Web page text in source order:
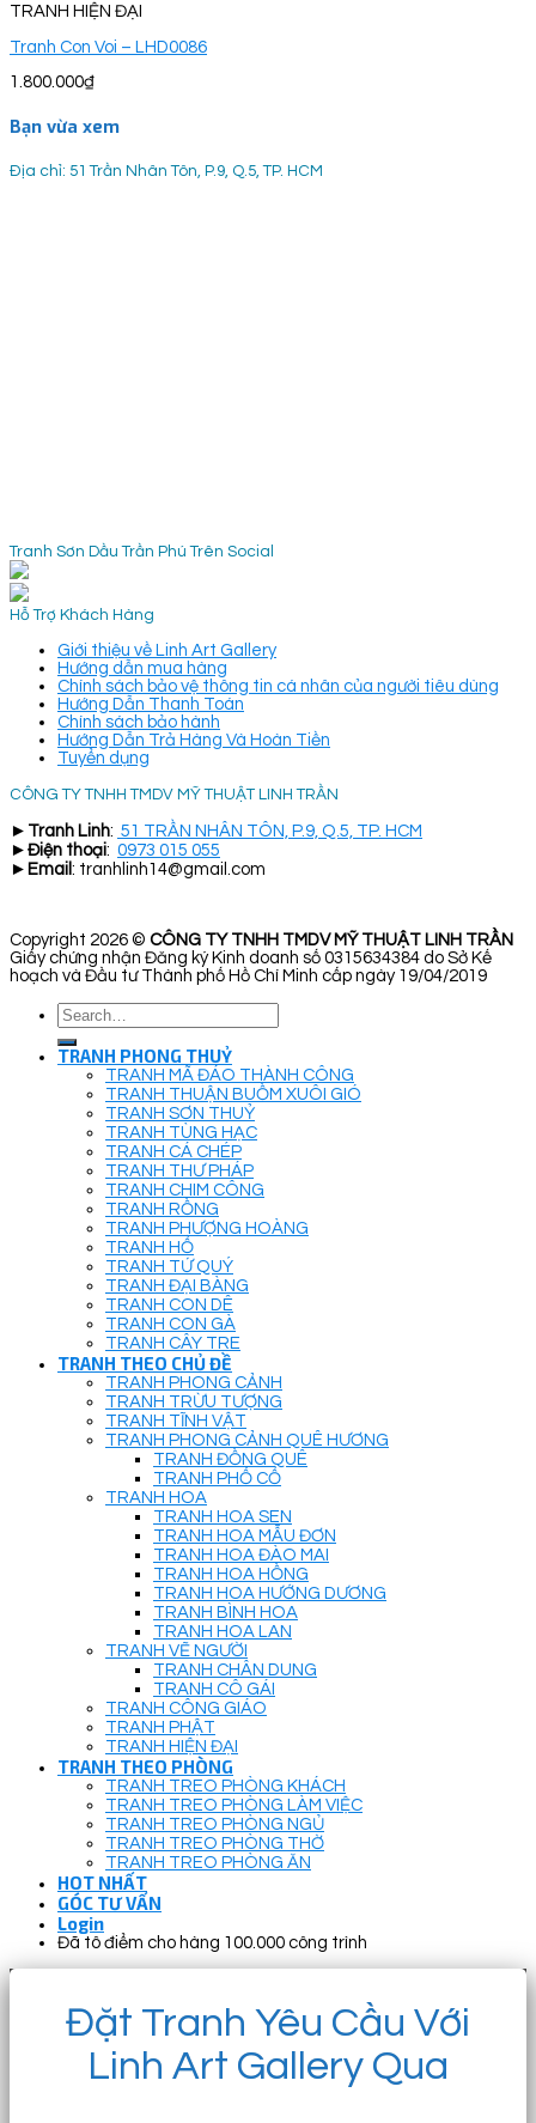
TRANH HIỆN ĐẠI
Tranh Con Voi – LHD0086
1.800.000₫
Bạn vừa xem
Địa chỉ: 51 Trần Nhân Tôn, P.9, Q.5, TP. HCM
Tranh Sơn Dầu Trần Phú Trên Social
Hỗ Trợ Khách Hàng
Giới thiệu về Linh Art Gallery
Hướng dẫn mua hàng
Chính sách bảo vệ thông tin cá nhân của người tiêu dùng
Hướng Dẫn Thanh Toán
Chính sách bảo hành
Hướng Dẫn Trả Hàng Và Hoàn Tiền
Tuyển dụng
CÔNG TY TNHH TMDV MỸ THUẬT LINH TRẦN
► Tranh Linh: 51 TRẦN NHÂN TÔN, P.9, Q.5, TP. HCM
► Điện thoại: 0973 015 055
► Email : tranhlinh14@gmail.com
Copyright 2026 © CÔNG TY TNHH TMDV MỸ THUẬT LINH TRẦN
Giấy chứng nhận Đăng ký Kinh doanh số 0315634384 do Sở Kế
hoạch và Đầu tư Thành phố Hồ Chí Minh cấp ngày 19/04/2019
Search
for:
TRANH PHONG THUỶ
TRANH MÃ ĐÁO THÀNH CÔNG
TRANH THUẬN BUỒM XUÔI GIÓ
TRANH SƠN THUỶ
TRANH TÙNG HẠC
TRANH CÁ CHÉP
TRANH THƯ PHÁP
TRANH CHIM CÔNG
TRANH RỒNG
TRANH PHƯỢNG HOÀNG
TRANH HỔ
TRANH TỨ QUÝ
TRANH ĐẠI BÀNG
TRANH CON DÊ
TRANH CON GÀ
TRANH CÂY TRE
TRANH THEO CHỦ ĐỀ
TRANH PHONG CẢNH
TRANH TRỪU TƯỢNG
TRANH TĨNH VẬT
TRANH PHONG CẢNH QUÊ HƯƠNG
TRANH ĐỒNG QUÊ
TRANH PHỐ CỔ
TRANH HOA
TRANH HOA SEN
TRANH HOA MẪU ĐƠN
TRANH HOA ĐÀO MAI
TRANH HOA HỒNG
TRANH HOA HƯỚNG DƯƠNG
TRANH BÌNH HOA
TRANH HOA LAN
TRANH VẼ NGƯỜI
TRANH CHÂN DUNG
TRANH CÔ GÁI
TRANH CÔNG GIÁO
TRANH PHẬT
TRANH HIỆN ĐẠI
TRANH THEO PHÒNG
TRANH TREO PHÒNG KHÁCH
TRANH TREO PHÒNG LÀM VIỆC
TRANH TREO PHÒNG NGỦ
TRANH TREO PHÒNG THỜ
TRANH TREO PHÒNG ĂN
HOT NHẤT
GÓC TƯ VẤN
Login
Đã tô điểm cho hàng 100.000 công trình
Đặt Tranh Yêu Cầu Với
Linh Art Gallery Qua